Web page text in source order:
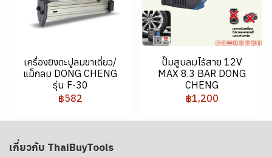
เครื่องยิงตะปูลมขาเดี่ยว/
แม็กลม DONG CHENG
รุ่น F-30
฿582
ปั๊มสูบลมไร้สาย 12V
MAX 8.3 BAR DONG
CHENG
฿1,200
เกี่ยวกับ ThaiBuyTools